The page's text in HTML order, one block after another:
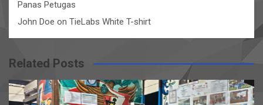
Panas Petugas
John Doe on TieLabs White T-shirt
Related Posts